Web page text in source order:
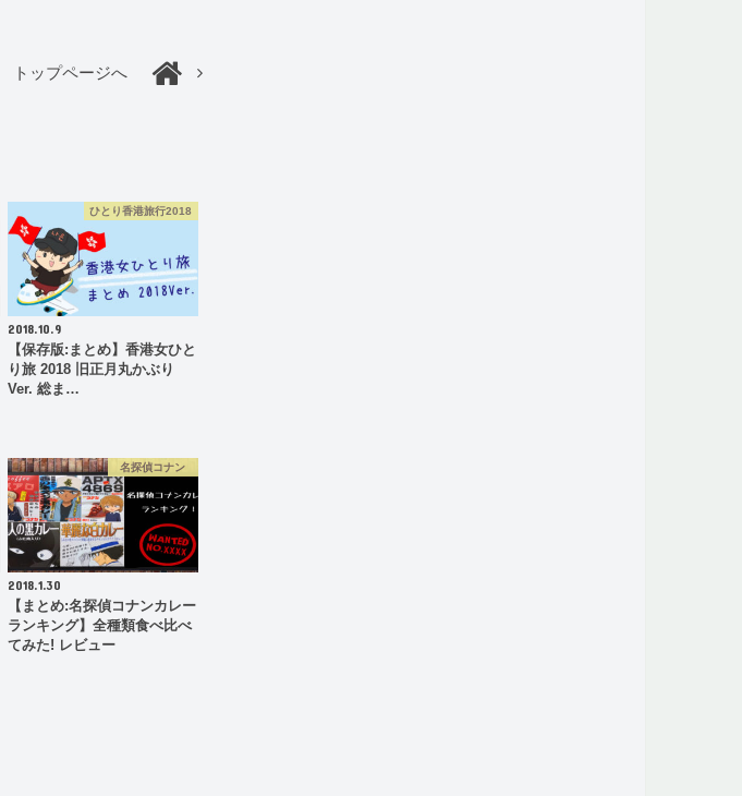
トップページへ
ひとり香港旅行2018
2018.10.9
【保存版:まとめ】香港女ひと
り旅 2018 旧正月丸かぶり
Ver. 総ま…
名探偵コナン
2018.1.30
【まとめ:名探偵コナンカレー
ランキング】全種類食べ比べ
てみた! レビュー